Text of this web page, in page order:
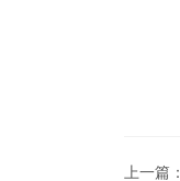
上一篇：